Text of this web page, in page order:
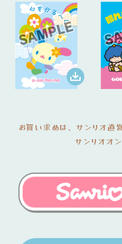
お買い求めは、サンリオ直
サンリオオ